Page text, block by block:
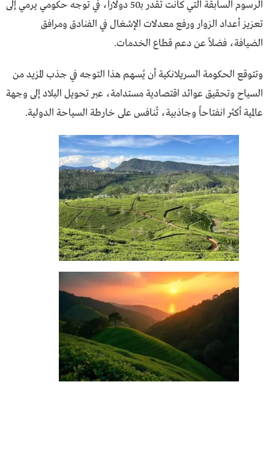
الرسوم السابقة التي كانت تُقدر بـ50 دولاراً، في توجه حكومي يرمي إلى
تعزيز أعداد الزوار ورفع معدلات الإشغال في الفنادق ومرافق
الضيافة، فضلاً عن دعم قطاع الخدمات.
وتتوقع الحكومة السريلانكية أن يُسهم هذا التوجه في جذب المزيد من
السياح وتحقيق عوائد اقتصادية مستدامة، عبر تحويل البلاد إلى وجهة
عالمية أكثر انفتاحاً وجاذبية، تُنافس على خارطة السياحة الدولية.